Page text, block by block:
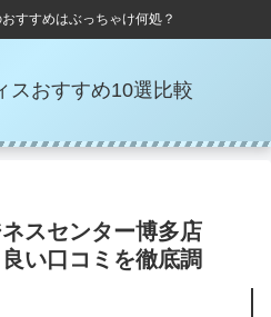
すすめはぶっちゃけ何処？
スおすすめ10選比較
スセンター博多店
い口コミを徹底調